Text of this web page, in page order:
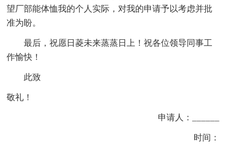
望厂部能体恤我的个人实际，对我的申请予以考虑并批
准为盼。
最后，祝愿日菱未来蒸蒸日上！祝各位领导同事工
作愉快！
此致
敬礼！
申请人：______
时间：